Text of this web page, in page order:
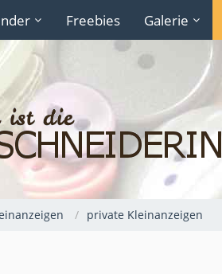
Freebies Galerie
private Kleinanzeigen